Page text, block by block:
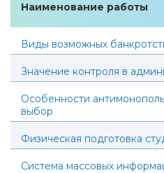
Наименование работы
Виды возможных
Значение контроля в
Особенности
выбор
Физическая подготовка
Система массовых